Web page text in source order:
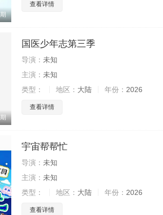
查看详情
国医少年志第三季
导演： 未知
主演： 未知
类型：
地区： 大陆 年份： 2026
查看详情
宇宙帮帮忙
导演： 未知
主演： 未知
类型：
地区： 大陆 年份： 2026
查看详情